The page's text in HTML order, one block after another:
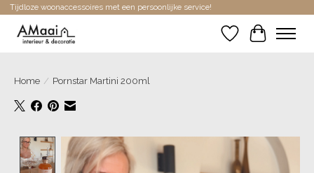
Tijdloze woonaccessoires met een persoonlijke service!
Verlanglijst
Home / Pornstar Martini 200ml
Product image slideshow Items